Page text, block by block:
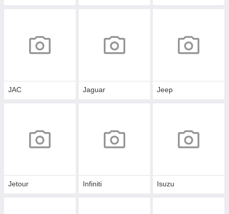
JAC Jaguar Jeep
Jetour Infiniti Isuzu